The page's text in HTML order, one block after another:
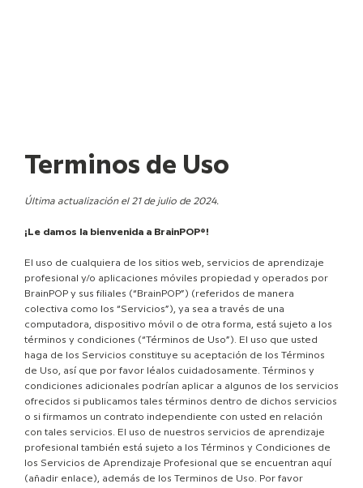
Terminos de Uso
Última actualización el 21 de julio de 2024.
¡Le damos la bienvenida a BrainPOP®!
El uso de cualquiera de los sitios web, servicios de aprendizaje
profesional y/o aplicaciones móviles propiedad y operados por
BrainPOP y sus filiales (“BrainPOP”) (referidos de manera
colectiva como los “Servicios”), ya sea a través de una
computadora, dispositivo móvil o de otra forma, está sujeto a los
términos y condiciones (“Términos de Uso”). El uso que usted
haga de los Servicios constituye su aceptación de los Términos
de Uso, así que por favor léalos cuidadosamente. Términos y
condiciones adicionales podrían aplicar a algunos de los servicios
ofrecidos si publicamos tales términos dentro de dichos servicios
o si firmamos un contrato independiente con usted en relación
con tales servicios. El uso de nuestros servicios de aprendizaje
profesional también está sujeto a los Términos y Condiciones de
los Servicios de Aprendizaje Profesional que se encuentran aquí
(añadir enlace), además de los Terminos de Uso. Por favor